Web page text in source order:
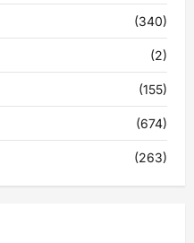
(340)
(2)
(155)
(674)
(263)